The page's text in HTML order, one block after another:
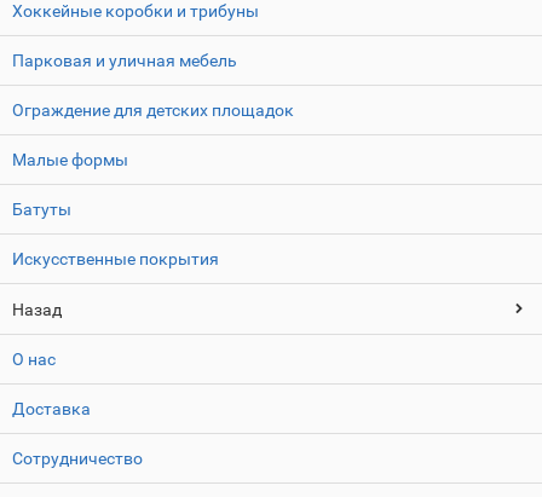
Хоккейные коробки и трибуны
Парковая и уличная мебель
Ограждение для детских площадок
Малые формы
Батуты
Искусственные покрытия
Назад
О нас
Доставка
Сотрудничество